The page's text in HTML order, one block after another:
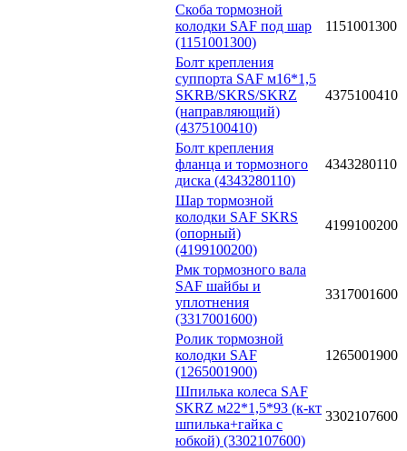
Скоба тормозной
колодки SAF под шар
(1151001300)
1151001300
Болт крепления
суппорта SAF м16*1,5
SKRB/SKRS/SKRZ
(направляющий)
(4375100410)
4375100410
Болт крепления
фланца и тормозного
диска (4343280110)
4343280110
Шар тормозной
колодки SAF SKRS
(опорный)
(4199100200)
4199100200
Рмк тормозного вала
SAF шайбы и
уплотнения
(3317001600)
3317001600
Ролик тормозной
колодки SAF
(1265001900)
1265001900
Шпилька колеса SAF
SKRZ м22*1,5*93 (к-кт
шпилька+гайка с
юбкой) (3302107600)
3302107600